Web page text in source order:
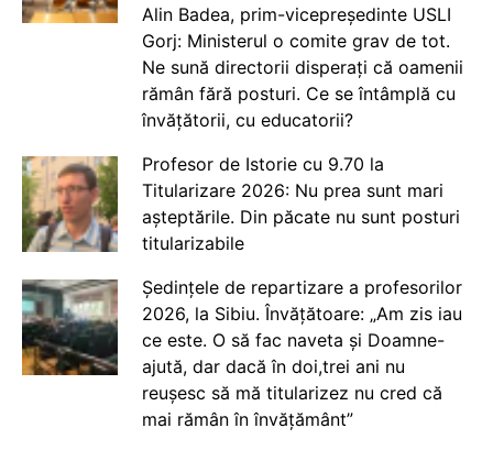
Alin Badea, prim-vicepreședinte USLI
Gorj: Ministerul o comite grav de tot.
Ne sună directorii disperați că oamenii
rămân fără posturi. Ce se întâmplă cu
învățătorii, cu educatorii?
Profesor de Istorie cu 9.70 la
Titularizare 2026: Nu prea sunt mari
așteptările. Din păcate nu sunt posturi
titularizabile
Ședințele de repartizare a profesorilor
2026, la Sibiu. Învățătoare: „Am zis iau
ce este. O să fac naveta și Doamne-
ajută, dar dacă în doi,trei ani nu
reușesc să mă titularizez nu cred că
mai rămân în învățământ”